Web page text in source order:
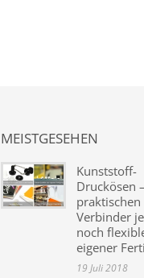
MEISTGESEHEN
Kunststoff-
Druckösen
praktischen
Verbinder
noch
eigener
19 Juli 2018